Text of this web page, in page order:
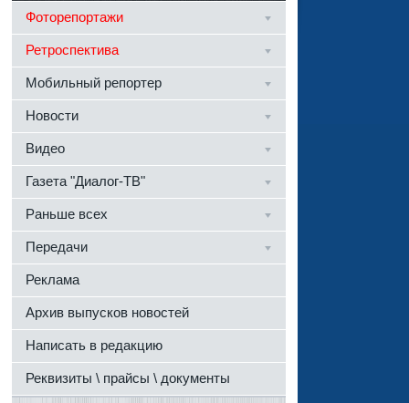
Фоторепортажи
Ретроспектива
Мобильный репортер
Новости
Видео
Газета "Диалог-ТВ"
Раньше всех
Передачи
Реклама
Архив выпусков новостей
Написать в редакцию
Реквизиты \ прайсы \ документы